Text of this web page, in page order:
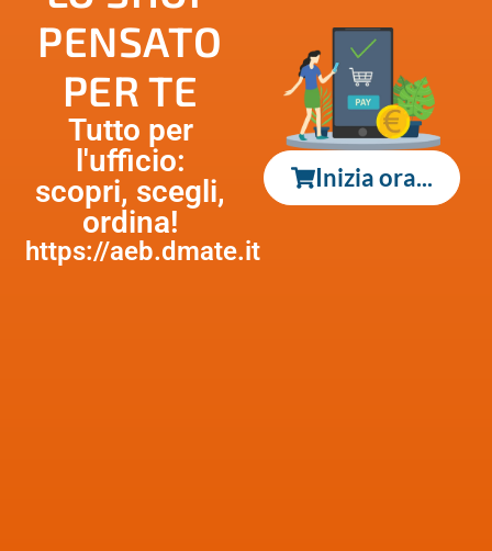
PENSATO
PER TE
Tutto per
l'ufficio:
scopri, scegli,
ordina!
https://aeb.dmate.it
Inizia ora...